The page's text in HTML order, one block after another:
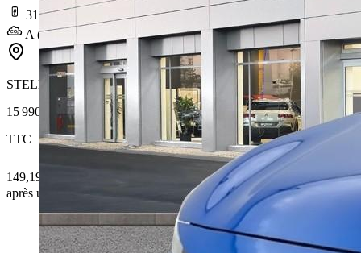
319 km
A (0 g/km)
STELLANTIS &YOU TOULOUSE ÉTATS-UNIS
15 990 €
TTC
149,19 € /Mois
après un premier loyer de 4 797 €